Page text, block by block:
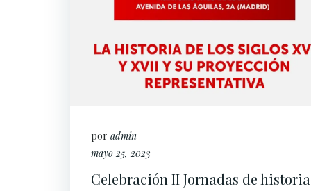
por admin
mayo 25, 2023
Celebración II Jornadas de historia